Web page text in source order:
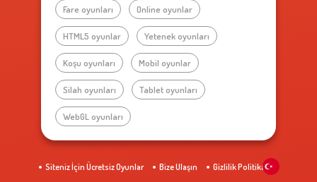
Fare oyunları Online oyunlar
HTML5 oyunlar Yetenek oyunları
Koşu oyunları Mobil oyunlar
Silah oyunları Tablet oyunları
WebGL oyunları
Siteniz İçin Ücretsiz Oyunlar Bize Ulaşın Gizlilik Politikası